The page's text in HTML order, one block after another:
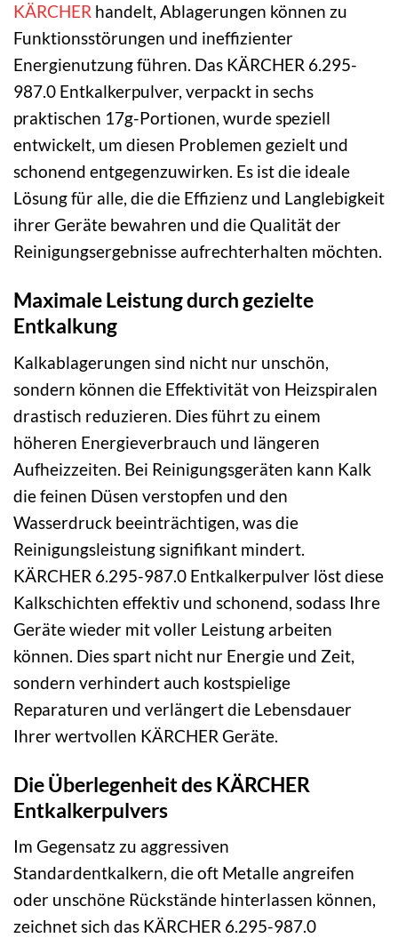
KÄRCHER handelt, Ablagerungen können zu
Funktionsstörungen und ineffizienter
Energienutzung führen. Das KÄRCHER 6.295-
987.0 Entkalkerpulver, verpackt in sechs
praktischen 17g-Portionen, wurde speziell
entwickelt, um diesen Problemen gezielt und
schonend entgegenzuwirken. Es ist die ideale
Lösung für alle, die die Effizienz und Langlebigkeit
ihrer Geräte bewahren und die Qualität der
Reinigungsergebnisse aufrechterhalten möchten.
Maximale Leistung durch gezielte
Entkalkung
Kalkablagerungen sind nicht nur unschön,
sondern können die Effektivität von Heizspiralen
drastisch reduzieren. Dies führt zu einem
höheren Energieverbrauch und längeren
Aufheizzeiten. Bei Reinigungsgeräten kann Kalk
die feinen Düsen verstopfen und den
Wasserdruck beeinträchtigen, was die
Reinigungsleistung signifikant mindert.
KÄRCHER 6.295-987.0 Entkalkerpulver löst diese
Kalkschichten effektiv und schonend, sodass Ihre
Geräte wieder mit voller Leistung arbeiten
können. Dies spart nicht nur Energie und Zeit,
sondern verhindert auch kostspielige
Reparaturen und verlängert die Lebensdauer
Ihrer wertvollen KÄRCHER Geräte.
Die Überlegenheit des KÄRCHER
Entkalkerpulvers
Im Gegensatz zu aggressiven
Standardentkalkern, die oft Metalle angreifen
oder unschöne Rückstände hinterlassen können,
zeichnet sich das KÄRCHER 6.295-987.0